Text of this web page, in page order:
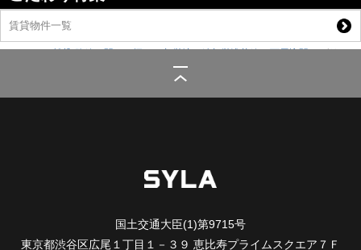
賃貸物件一覧
シーラ > (賃貸)路線・駅から探す > 都営地下鉄都営浅草線 > 西馬込駅 > ガリシ
国土交通大臣(1)第9715号
東京都渋谷区広尾１丁目１－３９ 恵比寿プライムスクエア７Ｆ